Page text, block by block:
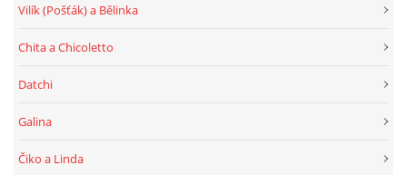
Vilík (Pošťák) a Bělinka
Chita a Chicoletto
Datchi
Galina
Čiko a Linda